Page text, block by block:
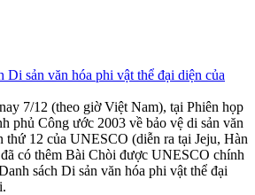
Di sản văn hóa phi vật thể đại diện của
7/12 (theo giờ Việt Nam), tại Phiên họp
phủ Công ước 2003 về bảo vệ di sản văn
thứ 12 của UNESCO (diễn ra tại Jeju, Hàn
có thêm Bài Chòi được UNESCO chính
sách Di sản văn hóa phi vật thể đại